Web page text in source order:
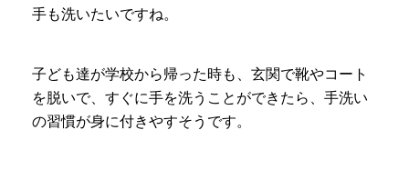
手も洗いたいですね。
子ども達が学校から帰った時も、玄関で靴やコート
を脱いで、すぐに手を洗うことができたら、手洗い
の習慣が身に付きやすそうです。